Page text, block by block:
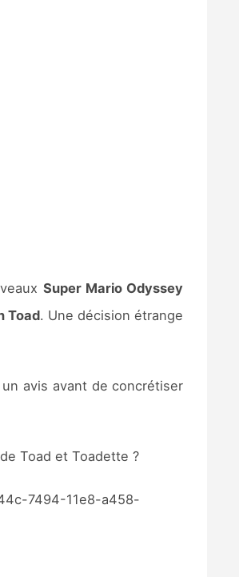
Super Mario Odyssey
Toad. Une décision étrange
un avis avant de concrétiser
Toad et Toadette ?
7494-11e8-a458-